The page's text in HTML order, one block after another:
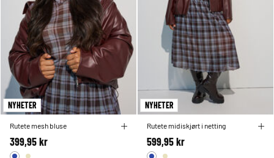
NYHETER
Rutete mesh bluse
399,95 kr
NYHETER
Rutete midiskjørt i netting
599,95 kr